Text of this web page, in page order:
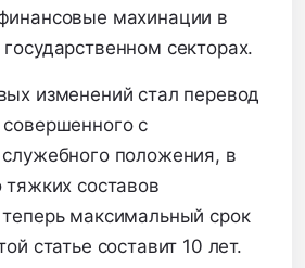
махинации в
секторах.
изменений стал перевод
с
положения, в
составов
максимальный срок
статье составит 10 лет.